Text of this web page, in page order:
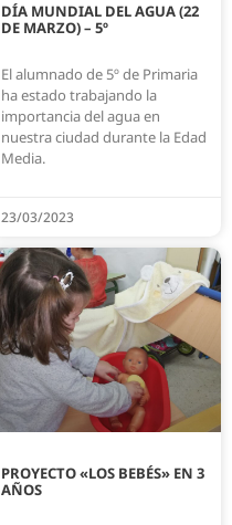
DÍA MUNDIAL DEL AGUA (22
DE MARZO) – 5º
El alumnado de 5º de Primaria
ha estado trabajando la
importancia del agua en
nuestra ciudad durante la Edad
Media.
23/03/2023
PROYECTO «LOS BEBÉS» EN 3
AÑOS